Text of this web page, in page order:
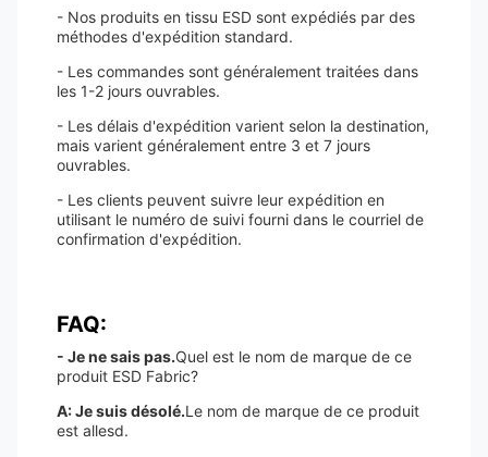
- Nos produits en tissu ESD sont expédiés par des
méthodes d'expédition standard.
- Les commandes sont généralement traitées dans
les 1-2 jours ouvrables.
- Les délais d'expédition varient selon la destination,
mais varient généralement entre 3 et 7 jours
ouvrables.
- Les clients peuvent suivre leur expédition en
utilisant le numéro de suivi fourni dans le courriel de
confirmation d'expédition.
FAQ:
- Je ne sais pas.Quel est le nom de marque de ce
produit ESD Fabric?
A: Je suis désolé.Le nom de marque de ce produit
est allesd.